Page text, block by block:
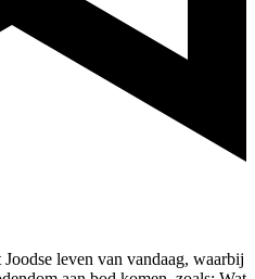
leven van vandaag, waarbij